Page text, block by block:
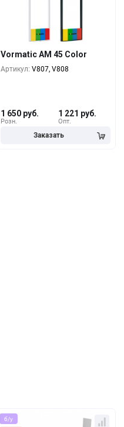
Vormatic AM 45 Color
Артикул: V807, V808
Розн.
1 650 руб.
Опт.
1 221 руб.
1 393 руб.
б/у